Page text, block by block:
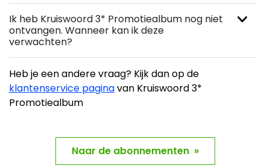
Ik heb Kruiswoord 3* Promotiealbum nog niet
ontvangen. Wanneer kan ik deze
verwachten?
Heb je een andere vraag? Kijk dan op de
klantenservice paginavan Kruiswoord 3*
Promotiealbum
Naar de abonnementen »